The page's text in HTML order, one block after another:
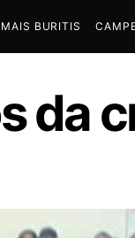
BURITIS
da